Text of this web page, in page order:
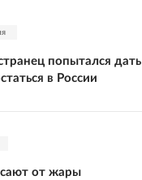
попытался дать
в России
от жары